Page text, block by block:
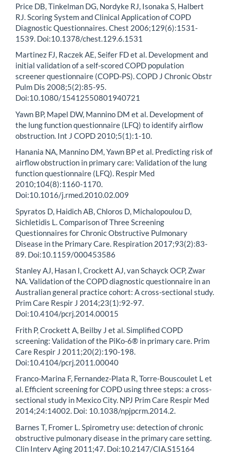
Price DB, Tinkelman DG, Nordyke RJ, Isonaka S, Halbert
RJ. Scoring System and Clinical Application of COPD
Diagnostic Questionnaires. Chest 2006;129(6):1531-
1539. Doi:10.1378/chest.129.6.1531
Martinez FJ, Raczek AE, Seifer FD et al. Development and
initial validation of a self-scored COPD population
screener questionnaire (COPD-PS). COPD J Chronic Obstr
Pulm Dis 2008;5(2):85-95.
Doi:10.1080/15412550801940721
Yawn BP, Mapel DW, Mannino DM et al. Development of
the lung function questionnaire (LFQ) to identify airflow
obstruction. Int J COPD 2010;5(1):1-10.
Hanania NA, Mannino DM, Yawn BP et al. Predicting risk of
airflow obstruction in primary care: Validation of the lung
function questionnaire (LFQ). Respir Med
2010;104(8):1160-1170.
Doi:10.1016/j.rmed.2010.02.009
Spyratos D, Haidich AB, Chloros D, Michalopoulou D,
Sichletidis L. Comparison of Three Screening
Questionnaires for Chronic Obstructive Pulmonary
Disease in the Primary Care. Respiration 2017;93(2):83-
89. Doi:10.1159/000453586
Stanley AJ, Hasan I, Crockett AJ, van Schayck OCP, Zwar
NA. Validation of the COPD diagnostic questionnaire in an
Australian general practice cohort: A cross-sectional study.
Prim Care Respir J 2014;23(1):92-97.
Doi:10.4104/pcrj.2014.00015
Frith P, Crockett A, Beilby J et al. Simplified COPD
screening: Validation of the PiKo-6® in primary care. Prim
Care Respir J 2011;20(2):190-198.
Doi:10.4104/pcrj.2011.00040
Franco-Marina F, Fernandez-Plata R, Torre-Bouscoulet L et
al. Efficient screening for COPD using three steps: a cross-
sectional study in Mexico City. NPJ Prim Care Respir Med
2014;24:14002. Doi: 10.1038/npjpcrm.2014.2.
Barnes T, Fromer L. Spirometry use: detection of chronic
obstructive pulmonary disease in the primary care setting.
Clin Interv Aging 2011;47. Doi:10.2147/CIA.S15164